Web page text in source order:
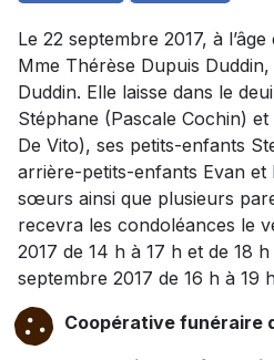
Le 22 septembre 2017, à
Mme Thérèse Dupuis
Duddin. Elle laisse dans le
Stéphane (Pascale Cochin)
De Vito), ses petits-enfants
arrière-petits-enfants Evan et
sœurs ainsi que plusieurs
recevra les condoléances le
2017 de 14 h à 17 h et de 18
septembre 2017 de 16 h à 19
Coopérative funéraire